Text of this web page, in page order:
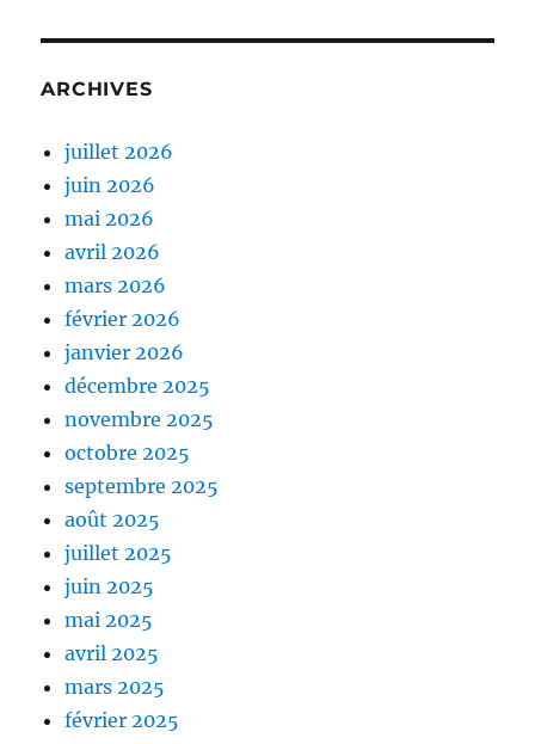
ARCHIVES
juillet 2026
juin 2026
mai 2026
avril 2026
mars 2026
février 2026
janvier 2026
décembre 2025
novembre 2025
octobre 2025
septembre 2025
août 2025
juillet 2025
juin 2025
mai 2025
avril 2025
mars 2025
février 2025